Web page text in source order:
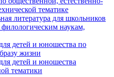
тематике
литература для школьников
филологическим наукам,
детей и юношества по
жизни
детей и юношества
тематики